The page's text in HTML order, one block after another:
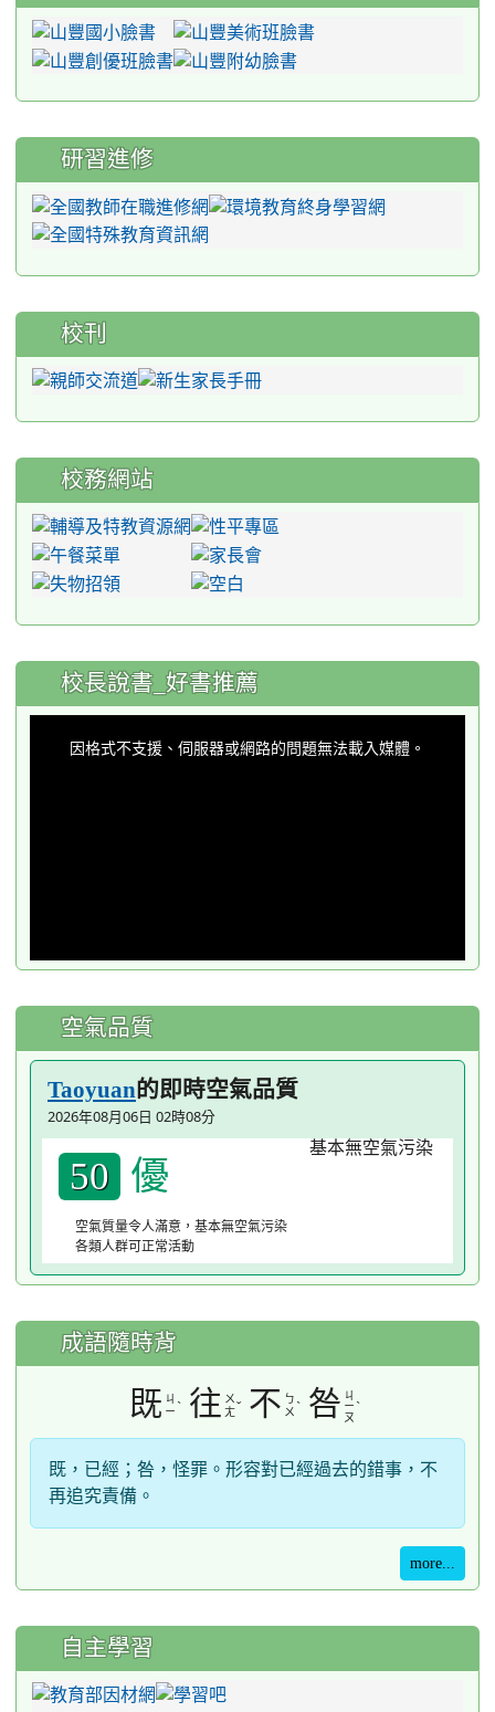
研習進修
校刊
校務網站
:::
校長說書_好書推薦
因格式不支援、伺服器或網路的問題無法載入媒體。
空氣品質
Taoyuan的即時空氣品質
2026年08月06日 02時08分
50 優
空氣質量令人滿意，基本無空氣污染
各類人群可正常活動
成語隨時背
既 ㄐ
ㄧ ˋ 往 ㄨ
ㄤˇ 不 ㄅ
ㄨ ˋ 咎 ㄐ
ㄧ
ㄡ
ˋ
既，已經；咎，怪罪。形容對已經過去的錯事，不
再追究責備。
more...
自主學習